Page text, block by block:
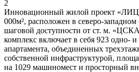
2
Инновационный жилой проект
000м², расположен в северо-
шаговой доступности от ст. м.
комплекс включает в себя 923 одно-
апартамента, объединенных
собственной инфраструктурой,
на 1029 машиномест и просторный